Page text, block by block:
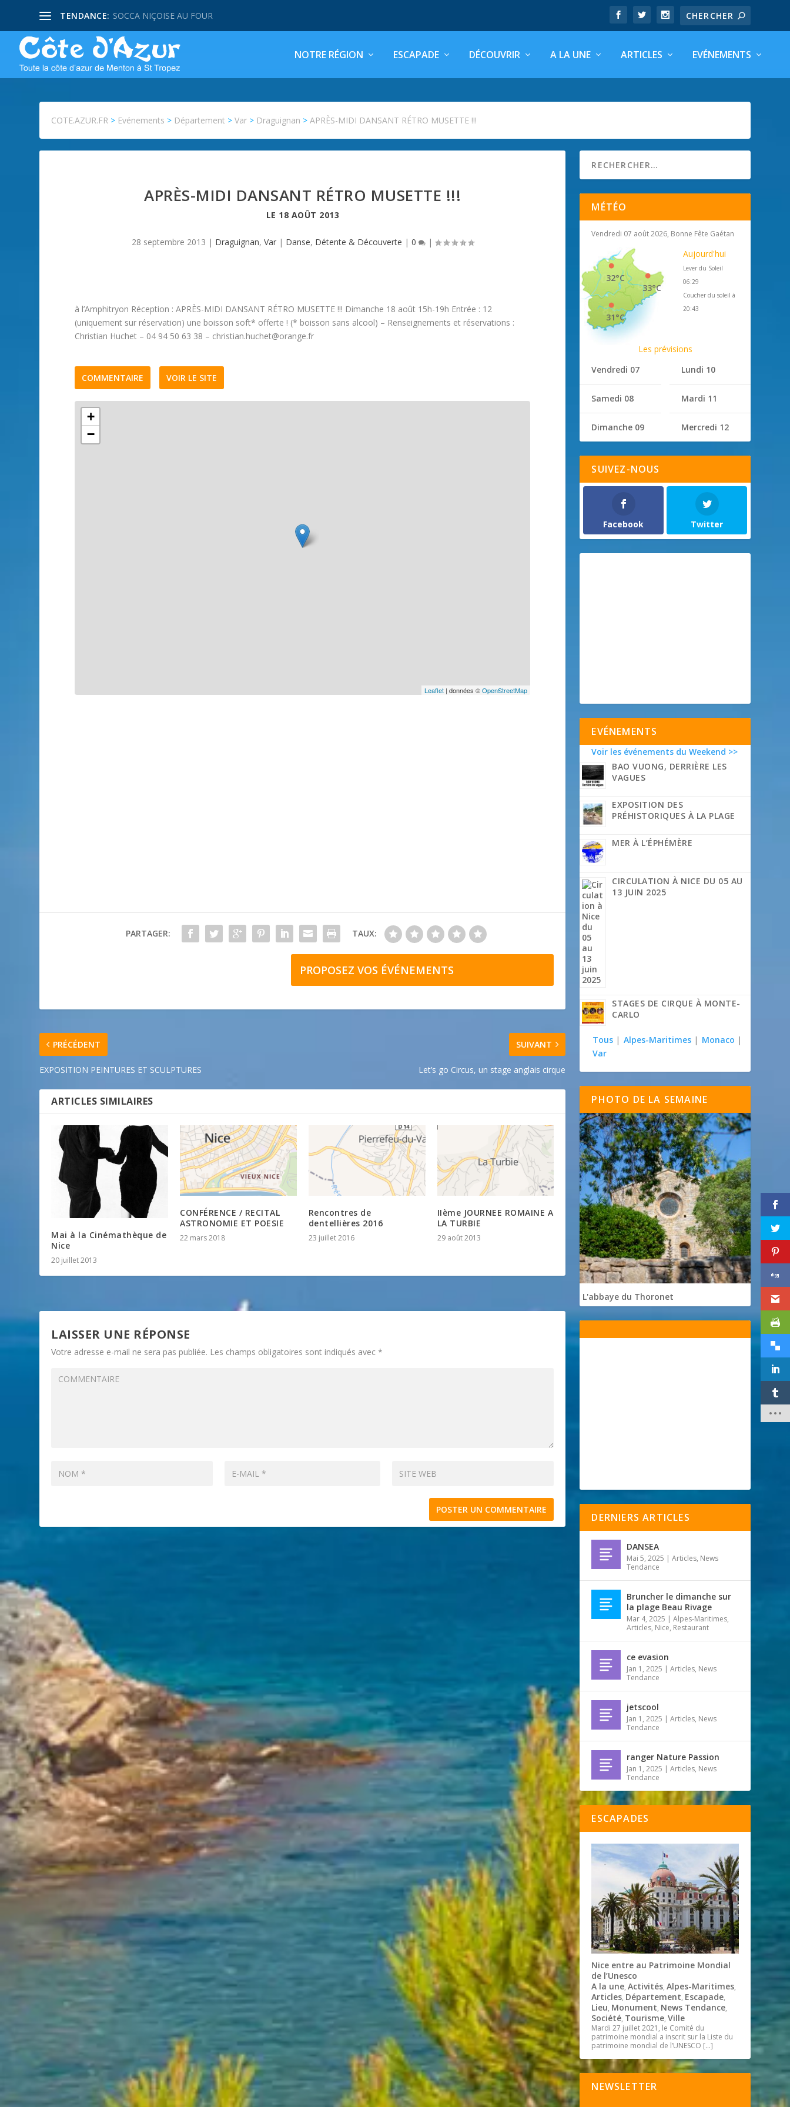
TENDANCE: SOCCA NIÇOISE AU FOUR
NOTRE RÉGION ESCAPADE DÉCOUVRIR A LA UNE ARTICLES EVÉNEMENTS
COTE.AZUR.FR > Evénements > Département >Var > Draguignan >APRÈS-MIDI DANSANT RÉTRO MUSETTE !!!
APRÈS-MIDI DANSANT RÉTRO MUSETTE !!!
LE 18 AOÛT 2013
28 septembre 2013 | Draguignan, Var| Danse, Détente & Découverte | 0 |
à l’Amphitryon Réception : APRÈS-MIDI DANSANT RÉTRO MUSETTE !!! Dimanche 18 août 15h-19h Entrée : 12
(uniquement sur réservation) une boisson soft* offerte ! (* boisson sans alcool) – Renseignements et réservations :
Christian Huchet – 04 94 50 63 38 – christian.huchet@orange.fr
COMMENTAIRE VOIR LE SITE
+
−
Leaflet | données ©OpenStreetMap
PARTAGER: TAUX:
PROPOSEZ VOS ÉVÉNEMENTS
PRÉCÉDENT
EXPOSITION PEINTURES ET SCULPTURES
SUIVANT
Let’s go Circus, un stage anglais cirque
ARTICLES SIMILAIRES
Mai à la Cinémathèque de
Nice
20 juillet 2013
CONFÉRENCE / RECITAL
ASTRONOMIE ET POESIE
22 mars 2018
Rencontres de
dentellières 2016
23 juillet 2016
IIème JOURNEE ROMAINE A
LA TURBIE
29 août 2013
LAISSER UNE RÉPONSE
Votre adresse e-mail ne sera pas publiée. Les champs obligatoires sont indiqués avec*
MÉTÉO
Vendredi 07 août 2026, Bonne Fête Gaétan
33°C
32°C
31°C
Aujourd'hui
Lever du Soleil
06:29
Coucher du soleil à
20:43
Les prévisions
Vendredi 07
Samedi 08
Dimanche 09
Lundi 10
Mardi 11
Mercredi 12
SUIVEZ-NOUS
Facebook Twitter
EVÉNEMENTS
Voir les événements du Weekend >>
BAO VUONG, DERRIÈRE LES
VAGUES
EXPOSITION DES
PRÉHISTORIQUES À LA PLAGE
MER À L’ÉPHÉMÈRE
CIRCULATION À NICE DU 05 AU
13 JUIN 2025
STAGES DE CIRQUE À MONTE-
CARLO
Tous | Alpes-Maritimes | Monaco |
Var
PHOTO DE LA SEMAINE
L'abbaye du Thoronet
DERNIERS ARTICLES
DANSEA
Mai 5, 2025 |Articles, News
Tendance
Bruncher le dimanche sur
la plage Beau Rivage
Mar 4, 2025 |Alpes-Maritimes,
Articles, Nice, Restaurant
ce evasion
Jan 1, 2025 |Articles, News
Tendance
jetscool
Jan 1, 2025 |Articles, News
Tendance
ranger Nature Passion
Jan 1, 2025 |Articles, News
Tendance
ESCAPADES
Nice entre au Patrimoine Mondial
de l’Unesco
A la une,Activités,Alpes-Maritimes,
Articles, Département, Escapade,
Lieu, Monument, News Tendance,
Société, Tourisme,Ville
Mardi 27 juillet 2021, le Comité du
patrimoine mondial a inscrit sur la Liste du
patrimoine mondial de l’UNESCO […]
NEWSLETTER